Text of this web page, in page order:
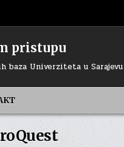
pristupu
baza Univerziteta u Sarajevu